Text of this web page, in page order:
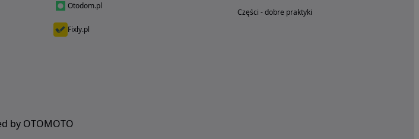
Otodom.pl
Fixly.pl
Części - dobre praktyki
by OTOMOTO